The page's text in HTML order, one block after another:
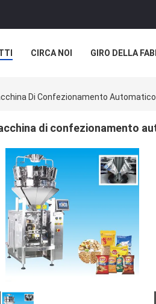
CIRCA NOI GIRO DELLA
Di Confezionamento
di confezionamento